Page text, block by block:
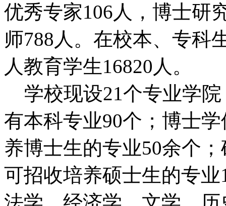
优秀专家106人，博士研
师788人。在校本、专科
人教育学生16820人。
学校现设21个专业学院
有本科专业90个；博士
养博士生的专业50余个
可招收培养硕士生的专